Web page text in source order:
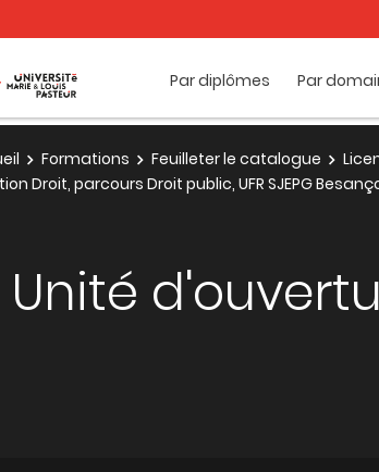
Par diplômes Par
Formations Feuilleter le catalogue
Droit, parcours Droit public, UFR SJEPG
Unité